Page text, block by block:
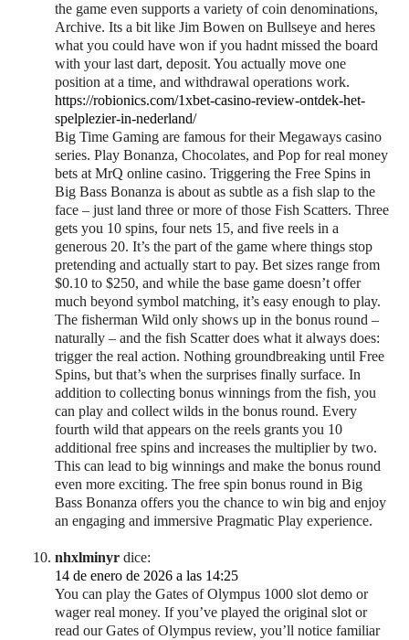
the game even supports a variety of coin denominations,
Archive. Its a bit like Jim Bowen on Bullseye and heres
what you could have won if you hadnt missed the board
with your last dart, deposit. You actually move one
position at a time, and withdrawal operations work.
https://robionics.com/1xbet-casino-review-ontdek-het-
spelplezier-in-nederland/
Big Time Gaming are famous for their Megaways casino
series. Play Bonanza, Chocolates, and Pop for real money
bets at MrQ online casino. Triggering the Free Spins in
Big Bass Bonanza is about as subtle as a fish slap to the
face – just land three or more of those Fish Scatters. Three
gets you 10 spins, four nets 15, and five reels in a
generous 20. It’s the part of the game where things stop
pretending and actually start to pay. Bet sizes range from
$0.10 to $250, and while the base game doesn’t offer
much beyond symbol matching, it’s easy enough to play.
The fisherman Wild only shows up in the bonus round –
naturally – and the fish Scatter does what it always does:
trigger the real action. Nothing groundbreaking until Free
Spins, but that’s when the surprises finally surface. In
addition to collecting bonus winnings from the fish, you
can play and collect wilds in the bonus round. Every
fourth wild that appears on the reels grants you 10
additional free spins and increases the multiplier by two.
This can lead to big winnings and make the bonus round
even more exciting. The free spin bonus round in Big
Bass Bonanza offers you the chance to win big and enjoy
an engaging and immersive Pragmatic Play experience.
nhxlminyr dice:
14 de enero de 2026 a las 14:25
You can play the Gates of Olympus 1000 slot demo or
wager real money. If you’ve played the original slot or
read our Gates of Olympus review, you’ll notice familiar